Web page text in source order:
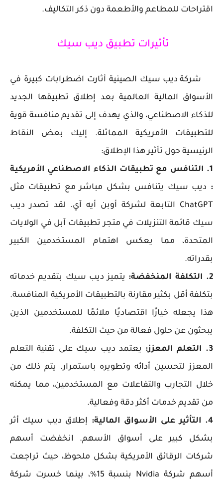
اقتراحات للمطاعم والأطعمة دون ذكر التكاليف.
تأثيرات تطبيق ديب سيك
شركة ديب سيك الصينية أثارت اضطرابات كبيرة في
الأسواق المالية العالمية بعد إطلاق تطبيقها الجديد
للذكاء الاصطناعي، والذي يهدف إلى تقديم منافسة قوية
للتطبيقات الأمريكية المماثلة. إليك بعض النقاط
الرئيسية حول تأثير هذا الإطلاق:
1. التنافس مع تطبيقات الذكاء الاصطناعي الأمريكية
: ديب سيك يتنافس بشكل مباشر مع تطبيقات مثل
ChatGPT التابعة لشركة أوبن أيه آي. لقد تصدر ديب
سيك قائمة التنزيلات في متجر تطبيقات آبل في الولايات
المتحدة، مما يعكس اهتمام المستخدمين الكبير
بقدراته.
2. التكلفة المنخفضة:
يتميز ديب سيك بتقديم خدماته
بتكلفة أقل بكثير مقارنة بالتطبيقات الأمريكية المنافسة.
هذا يجعله خيارًا اقتصاديًا ملائمًا للمستخدمين الذين
يبحثون عن حلول فعالة من حيث التكلفة.
3. التعلم المعزز:
يعتمد ديب سيك على تقنية التعلم
المعزز لتحسين أدائه وتطويره باستمرار. يتم ذلك من
خلال التجارب والتفاعلات مع المستخدمين، مما يمكنه
من تقديم خدمات أكثر دقة وفعالية.
4. التأثير على الأسواق المالية:
إطلاق ديب سيك أثر
بشكل كبير على أسواق الأسهم. انخفضت أسهم
شركات الرقائق الأمريكية بشكل ملحوظ، حيث تراجعت
أسهم شركة Nvidia بنسبة 15%، بينما خسرت شركة